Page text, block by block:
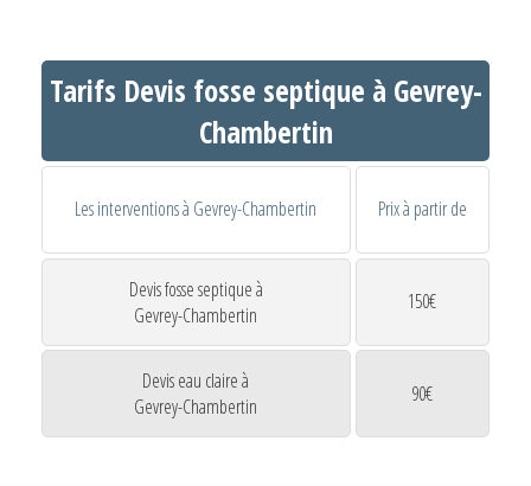
Tarifs Devis fosse septique à Gevrey-
Chambertin
Les interventions à Gevrey-Chambertin Prix à partir de
Devis fosse septique à
Gevrey-Chambertin
150€
Devis eau claire à
Gevrey-Chambertin
90€